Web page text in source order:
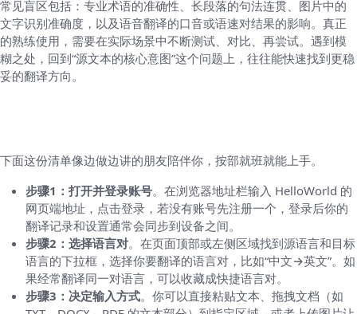
常见盲区包括：专业术语的准确性、长段落的句法连贯、图片中的
文字识别准确度，以及语音翻译的口音或语速对结果的影响。真正
的熟练使用，需要在实际场景中不断测试、对比、再尝试。遇到模
糊之处，回到“源文本的核心意图”这个问题上，往往能快速找到更稳
妥的翻译方向。
下面这份清单像边做边讲的朋友陪伴你，按部就班就能上手。
步骤1：打开并登录账号。在浏览器地址栏输入 HelloWorld 的
网页端地址，点击登录，若没有账号先注册一个，登录后你的
翻译记录和设置通常会同步到设备之间。
步骤2：选择语言对。在页面顶部或左侧区域找到源语言和目标
语言的下拉框，选择你要翻译的语言对，比如“中文→英文”。如
果经常翻译同一对语言，可以收藏成快捷语言对。
步骤3：决定输入方式。你可以直接粘贴文本、拖拽文档（如